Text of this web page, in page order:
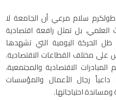
سلام مرعي أن الجامعة لا
العلمي، بل تمثل رافعة اقتصادية
الحركة اليومية التي تشهدها
على مختلف القطاعات الاقتصادية.
الاقتصادية والمجتمعية،
داعياً رجال الأعمال والمؤسسات
احتياجاتها.